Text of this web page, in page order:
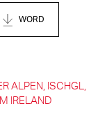
WORD
ALPEN
ISCHGL
IRELAND